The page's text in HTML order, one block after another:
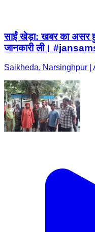
साईं खेड़ा: खबर का असर
जानकारी ली।
Saikheda, Narsinghpur |